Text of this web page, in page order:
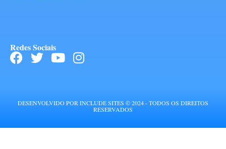
Redes Sociais
DESENVOLVIDO POR INCLUDE SITES © 2024 - TODOS OS DIREITOS
RESERVADOS